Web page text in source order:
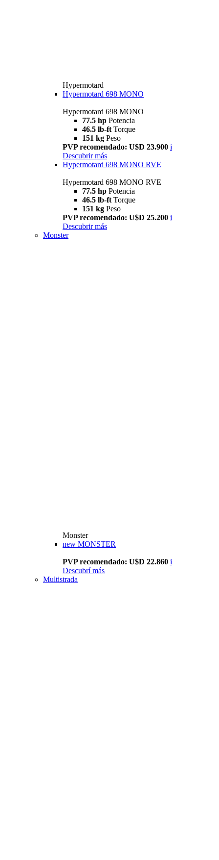
Hypermotard
Hypermotard 698 MONO
Hypermotard 698 MONO
77.5 hp Potencia
46.5 lb-ft Torque
151 kg Peso
PVP recomendado: U$D 23.900 i
Descubrir más
Hypermotard 698 MONO RVE
Hypermotard 698 MONO RVE
77.5 hp Potencia
46.5 lb-ft Torque
151 kg Peso
PVP recomendado: U$D 25.200 i
Descubrir más
Monster
Monster
new MONSTER
PVP recomendado: U$D 22.860 i
Descubrí más
Multistrada